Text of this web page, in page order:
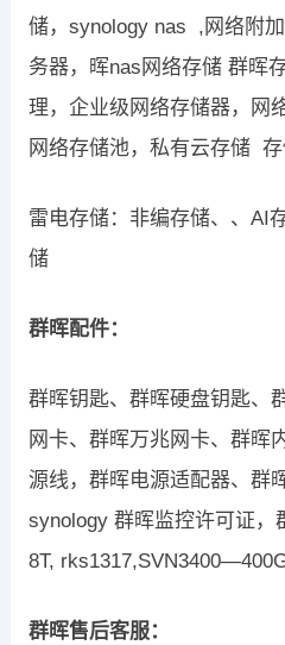
储，synology nas ,网络附
务器，晖nas网络存储 群晖
理，企业级网络存储器，网
网络存储池，私有云存储
雷电存储：非编存储、、AI
储
群晖配件：
群晖钥匙、群晖硬盘钥匙、
网卡、群晖万兆网卡、群晖
源线，群晖电源适配器、群
synology 群晖监控许可证，
8T,
群晖售后客服：